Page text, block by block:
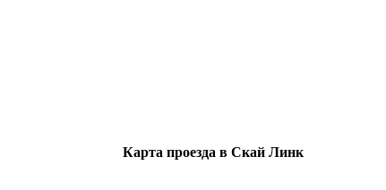
Карта проезда в Скай Линк